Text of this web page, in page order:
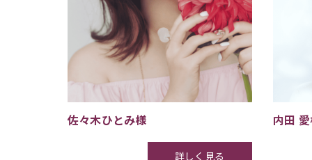
佐々木ひとみ様
詳しく見る
内田